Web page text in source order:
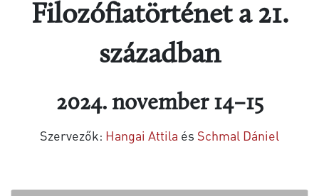
Filozófiatörténet a 21.
században
2024. november 14–15
Szervezők: Hangai Attila és Schmal Dániel